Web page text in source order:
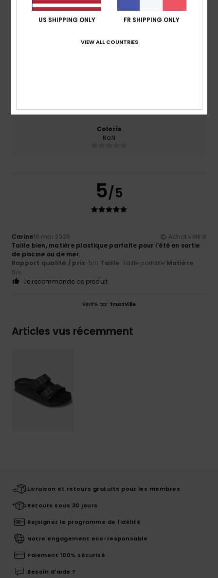
100% de nos clients recommandent ce produit
Coloris
NaN
5/5
Carine16 mai 2026
Achat vérifié
Taille bien, matière plastique parfaite pour l'été en sortie
de piscine ou de mer.
Rapport qualité / prix: 5/5 Taille: Taille parfaite Matière:
5/5
Je recommande ce produit
Vérifié par TrustVille
Articles vus récemment
Livraison et retours gratuits pour les membres
Retours sous 30 jours
Rejoignez le programme de fidélité
Notre engagement eco-responsable
Paiement 100% sécurisé
Besoin d'aide ?
US SHIPPING ONLY FR SHIPPING ONLY
VIEW ALL COUNTRIES